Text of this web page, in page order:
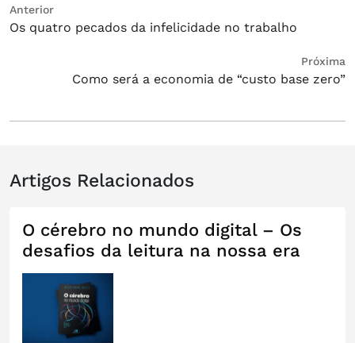
Navegação
de
Anterior
Post
anterior:
Os quatro pecados da infelicidade no trabalho
Próxima
Como será a economia de “custo base zero”
Artigos Relacionados
O cérebro no mundo digital – Os
desafios da leitura na nossa era